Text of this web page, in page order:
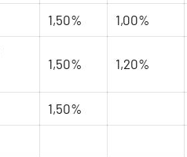
1,50% 1,00%
1,50% 1,20%
1,50%